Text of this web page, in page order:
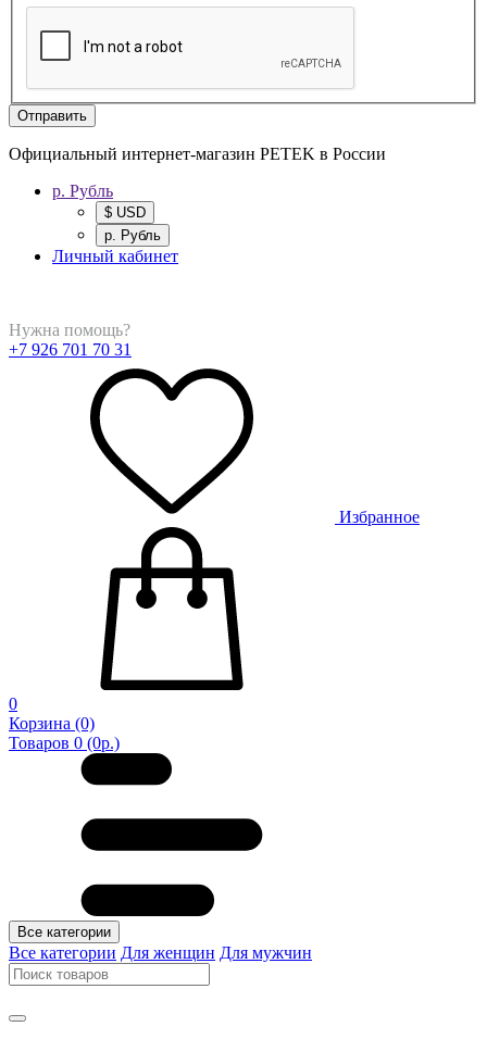
Отправить
Официальный интернет-магазин PETEK в России
р. Рубль
$ USD
р. Рубль
Личный кабинет
Нужна помощь?
+7 926 701 70 31
Избранное
0
Корзина (0)
Товаров 0 (0р.)
Все категории
Все категории Для женщин Для мужчин